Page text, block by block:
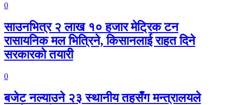
0
साउनभित्र २ लाख १० हजार मेट्रिक टन
रासायनिक मल भित्रिने, किसानलाई राहत दिने
सरकारको तयारी
0
बजेट नल्याउने २३ स्थानीय तहसँग मन्त्रालयले